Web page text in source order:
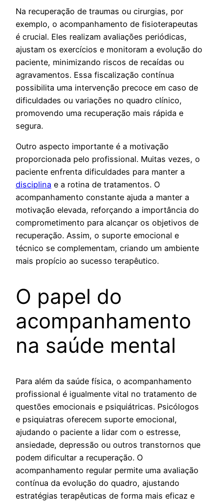
Na recuperação de traumas ou cirurgias, por
exemplo, o acompanhamento de fisioterapeutas
é crucial. Eles realizam avaliações periódicas,
ajustam os exercícios e monitoram a evolução do
paciente, minimizando riscos de recaídas ou
agravamentos. Essa fiscalização contínua
possibilita uma intervenção precoce em caso de
dificuldades ou variações no quadro clínico,
promovendo uma recuperação mais rápida e
segura.
Outro aspecto importante é a motivação
proporcionada pelo profissional. Muitas vezes, o
paciente enfrenta dificuldades para manter a
disciplina e a rotina de tratamentos. O
acompanhamento constante ajuda a manter a
motivação elevada, reforçando a importância do
comprometimento para alcançar os objetivos de
recuperação. Assim, o suporte emocional e
técnico se complementam, criando um ambiente
mais propício ao sucesso terapêutico.
O papel do
acompanhamento
na saúde mental
Para além da saúde física, o acompanhamento
profissional é igualmente vital no tratamento de
questões emocionais e psiquiátricas. Psicólogos
e psiquiatras oferecem suporte emocional,
ajudando o paciente a lidar com o estresse,
ansiedade, depressão ou outros transtornos que
podem dificultar a recuperação. O
acompanhamento regular permite uma avaliação
contínua da evolução do quadro, ajustando
estratégias terapêuticas de forma mais eficaz e